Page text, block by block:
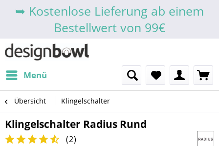
➥ Kostenlose Lieferung ab einem
Bestellwert von 99€
Menü
Übersicht Klingelschalter
Klingelschalter Radius Rund
(2)